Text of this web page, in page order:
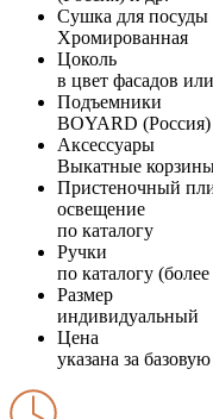
Сушка для посуды
Хромированная
Цоколь
в цвет фасадов
Подъемники
BOYARD (Россия)
Аксессуары
Выкатные
Пристеночный
освещение
по каталогу
Ручки
по каталогу
Размер
индивидуальный
Цена
указана за